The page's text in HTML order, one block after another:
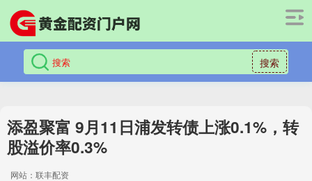
搜索
添盈聚富 9月11日浦发转债上涨0.1%，转
股溢价率0.3%
网站：联丰配资